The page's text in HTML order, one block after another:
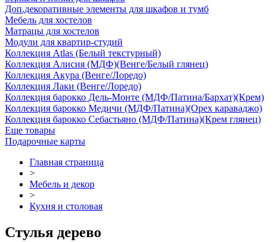
Доп.декоративные элементы для шкафов и тумб
Мебель для хостелов
Матрацы для хостелов
Модули для квартир-студий
Коллекция Atlas (Белый текстурный)
Коллекция Алисия (МДФ)(Венге/Белый глянец)
Коллекция Акура (Венге/Лоредо)
Коллекция Лаки (Венге/Лоредо)
Коллекция барокко Дель-Монте (МДФ/Патина/Бархат)(Крем)
Коллекция барокко Медичи (МДФ/Патина)(Орех караваджо)
Коллекция барокко Себастьяно (МДФ/Патина)(Крем глянец)
Еще товары
Подарочные карты
Главная страница
>
Мебель и декор
>
Кухня и столовая
Стулья дерево